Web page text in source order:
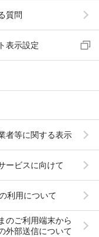
質問
表示設定
者等に関する表示
ービスに向けて
利用について
のご利用端末から
外部送信について